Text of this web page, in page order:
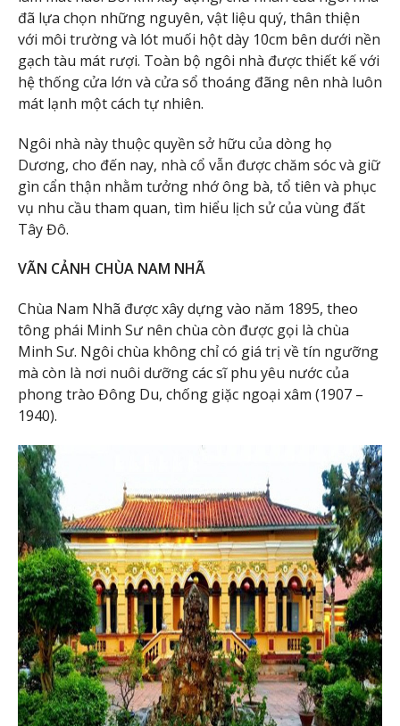
đã lựa chọn những nguyên, vật liệu quý, thân thiện
với môi trường và lót muối hột dày 10cm bên dưới nền
gạch tàu mát rượi. Toàn bộ ngôi nhà được thiết kế với
hệ thống cửa lớn và cửa sổ thoáng đãng nên nhà luôn
mát lạnh một cách tự nhiên.
Ngôi nhà này thuộc quyền sở hữu của dòng họ
Dương, cho đến nay, nhà cổ vẫn được chăm sóc và giữ
gìn cẩn thận nhằm tưởng nhớ ông bà, tổ tiên và phục
vụ nhu cầu tham quan, tìm hiểu lịch sử của vùng đất
Tây Đô.
VÃN CẢNH CHÙA NAM NHÃ
Chùa Nam Nhã được xây dựng vào năm 1895, theo
tông phái Minh Sư nên chùa còn được gọi là chùa
Minh Sư. Ngôi chùa không chỉ có giá trị về tín ngưỡng
mà còn là nơi nuôi dưỡng các sĩ phu yêu nước của
phong trào Đông Du, chống giặc ngoại xâm (1907 –
1940).